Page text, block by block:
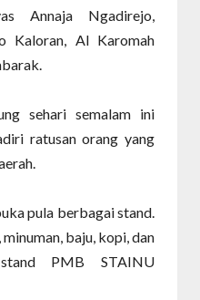
Annaja Ngadirejo,
Kaloran, Al Karomah
sehari semalam ini
ratusan orang yang
pula berbagai stand.
baju, kopi, dan
PMB STAINU